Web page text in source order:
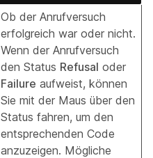
Ob der Anrufversuch
erfolgreich war oder nicht.
Wenn der Anrufversuch
den Status Refusal oder
Failure aufweist, können
Sie mit der Maus über den
Status fahren, um den
entsprechenden Code
anzuzeigen. Mögliche